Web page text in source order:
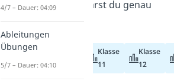
unseremVideo
erfährst du genau
Klasse
11
Klasse
12
4/7 – Dauer: 04:09
Ableitungen
Übungen
5/7 – Dauer: 04:10